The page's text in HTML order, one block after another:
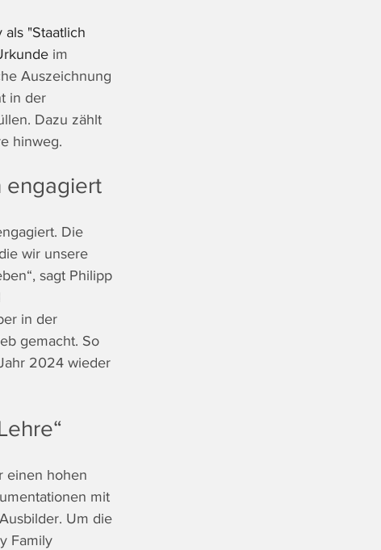
"Staatlich
im
Auszeichnung
in der
Dazu zählt
hinweg.
engagiert
Die
wir unsere
sagt Philipp
in der
gemacht. So
2024 wieder
einen hohen
mit
Um die
Family